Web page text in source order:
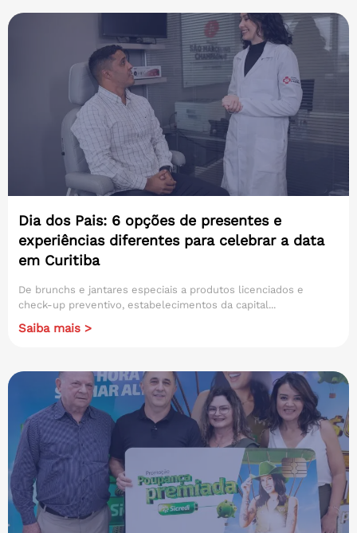
Dia dos Pais: 6 opções de presentes e
experiências diferentes para celebrar a data
em Curitiba
De brunchs e jantares especiais a produtos licenciados e
check-up preventivo, estabelecimentos da capital...
Saiba mais >